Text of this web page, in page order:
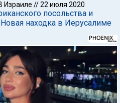
Израиле //22 июля 2020
посольства и
находка в Иерусалиме